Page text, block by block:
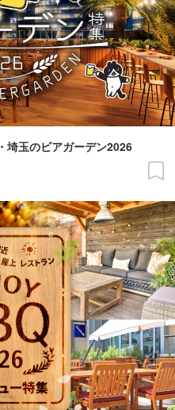
埼玉のビアガーデン2026